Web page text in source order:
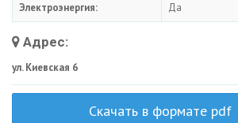
Электроэнергия: Да
Адрес:
ул. Киевская 6
Скачать в формате pdf